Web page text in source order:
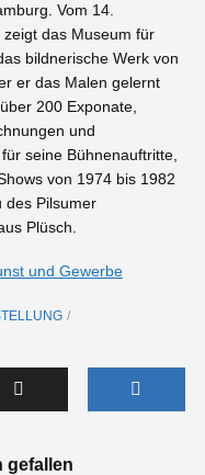
Vom 14.
das Museum für
bildnerische Werk von
er das Malen gelernt
200 Exponate,
und
seine Bühnenauftritte,
von 1974 bis 1982
des Pilsumer
Plüsch.
und Gewerbe
gefallen